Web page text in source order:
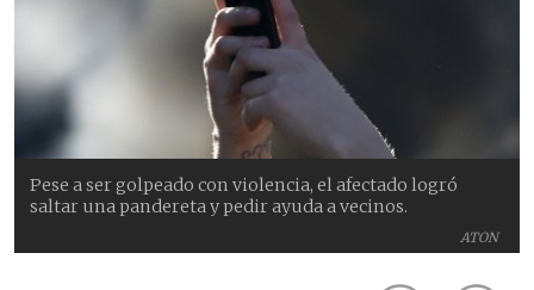
ATON
Pese a ser golpeado con violencia, el afectado logró
saltar una pandereta y pedir ayuda a vecinos.